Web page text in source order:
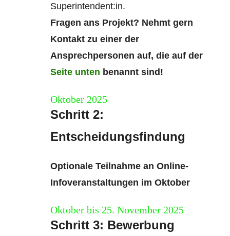
Superintendent:in.
Fragen ans Projekt? Nehmt gern
Kontakt zu einer der
Ansprechpersonen auf, die auf der
Seite unten benannt sind!
Oktober 2025
Schritt 2:
Entscheidungsfindung
Optionale Teilnahme an Online-
Infoveranstaltungen im Oktober
Oktober bis 25. November 2025
Schritt 3: Bewerbung